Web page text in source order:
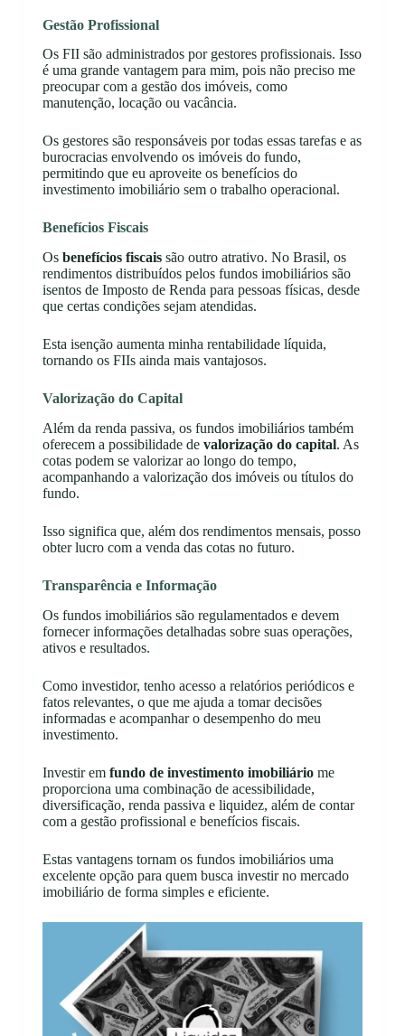
Gestão Profissional
Os FII são administrados por gestores profissionais. Isso
é uma grande vantagem para mim, pois não preciso me
preocupar com a gestão dos imóveis, como
manutenção, locação ou vacância.
Os gestores são responsáveis por todas essas tarefas e as
burocracias envolvendo os imóveis do fundo,
permitindo que eu aproveite os benefícios do
investimento imobiliário sem o trabalho operacional.
Benefícios Fiscais
Os benefícios fiscaissão outro atrativo. No Brasil, os
rendimentos distribuídos pelos fundos imobiliários são
isentos de Imposto de Renda para pessoas físicas, desde
que certas condições sejam atendidas.
Esta isenção aumenta minha rentabilidade líquida,
tornando os FIIs ainda mais vantajosos.
Valorização do Capital
Além da renda passiva, os fundos imobiliários também
oferecem a possibilidade de valorização do capital. As
cotas podem se valorizar ao longo do tempo,
acompanhando a valorização dos imóveis ou títulos do
fundo.
Isso significa que, além dos rendimentos mensais, posso
obter lucro com a venda das cotas no futuro.
Transparência e Informação
Os fundos imobiliários são regulamentados e devem
fornecer informações detalhadas sobre suas operações,
ativos e resultados.
Como investidor, tenho acesso a relatórios periódicos e
fatos relevantes, o que me ajuda a tomar decisões
informadas e acompanhar o desempenho do meu
investimento.
Investir em fundo de investimento imobiliáriome
proporciona uma combinação de acessibilidade,
diversificação, renda passiva e liquidez, além de contar
com a gestão profissional e benefícios fiscais.
Estas vantagens tornam os fundos imobiliários uma
excelente opção para quem busca investir no mercado
imobiliário de forma simples e eficiente.